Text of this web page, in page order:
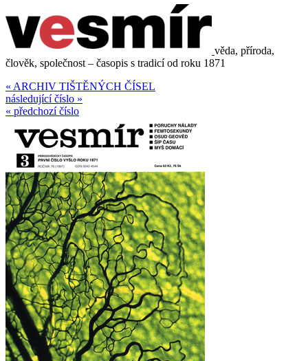
věda, příroda,
člověk, společnost – časopis s tradicí od roku 1871
« ARCHIV TIŠTĚNÝCH ČÍSEL
následující číslo »
« předchozí číslo